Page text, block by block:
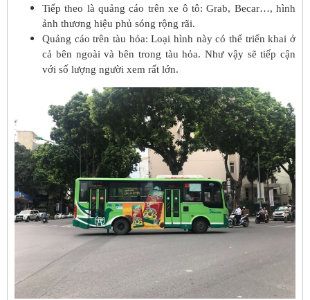
Tiếp theo là quảng cáo trên xe ô tô: Grab, Becar…, hình
ảnh thương hiệu phủ sóng rộng rãi.
Quảng cáo trên tàu hỏa: Loại hình này có thể triển khai ở
cả bên ngoài và bên trong tàu hỏa. Như vậy sẽ tiếp cận
với số lượng người xem rất lớn.